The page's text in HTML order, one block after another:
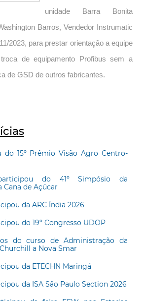
unidade Barra Bonita
Barros, Vendedor Instrumatic
2023, para prestar orientação a equipe
de equipamento Profibus sem a
de GSD de outros fabricantes.
do 15º Prêmio Visão Agro Centro-
do 41º Simpósio da
de Açúcar
da ARC Índia 2026
do 19º Congresso UDOP
do curso de Administração da
a Nova Smar
da ETECHN Maringá
da ISA São Paulo Section 2026